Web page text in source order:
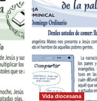
Vida diocesana